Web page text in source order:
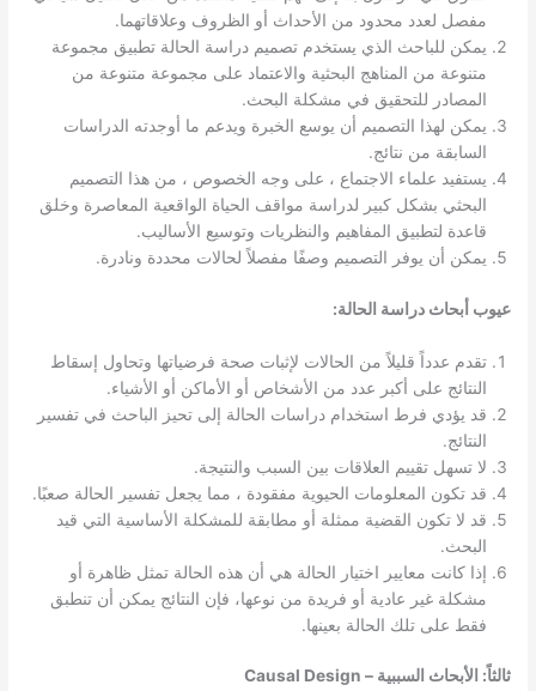
مفصل لعدد محدود من الأحداث أو الظروف وعلاقاتهما.
يمكن للباحث الذي يستخدم تصميم دراسة الحالة تطبيق مجموعة
متنوعة من المناهج البحثية والاعتماد على مجموعة متنوعة من
المصادر للتحقيق في مشكلة البحث.
يمكن لهذا التصميم أن يوسع الخبرة ويدعم ما أوجدته الدراسات
السابقة من نتائج.
يستفيد علماء الاجتماع ، على وجه الخصوص ، من هذا التصميم
البحثي بشكل كبير لدراسة مواقف الحياة الواقعية المعاصرة وخلق
قاعدة لتطبيق المفاهيم والنظريات وتوسيع الأساليب.
يمكن أن يوفر التصميم وصفًا مفصلاً لحالات محددة ونادرة.
عيوب أبحاث دراسة الحالة:
تقدم عدداً قليلاً من الحالات لإثبات صحة فرضياتها وتحاول إسقاط
النتائج على أكبر عدد من الأشخاص أو الأماكن أو الأشياء.
قد يؤدي فرط استخدام دراسات الحالة إلى تحيز الباحث في تفسير
النتائج.
لا تسهل تقييم العلاقات بين السبب والنتيجة.
قد تكون المعلومات الحيوية مفقودة ، مما يجعل تفسير الحالة صعبًا.
قد لا تكون القضية ممثلة أو مطابقة للمشكلة الأساسية التي قيد
البحث.
إذا كانت معايير اختيار الحالة هي أن هذه الحالة تمثل ظاهرة أو
مشكلة غير عادية أو فريدة من نوعها، فإن النتائج يمكن أن تنطبق
فقط على تلك الحالة بعينها.
ثالثاً: الأبحاث السببية – Causal Design